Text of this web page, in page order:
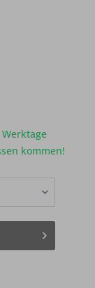
kommen!